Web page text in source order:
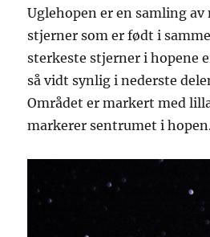
Uglehopen er en samling
stjerner som er født i
sterkeste stjerner i hopene
så vidt synlig i nederste
Området er markert med
markerer sentrumet i